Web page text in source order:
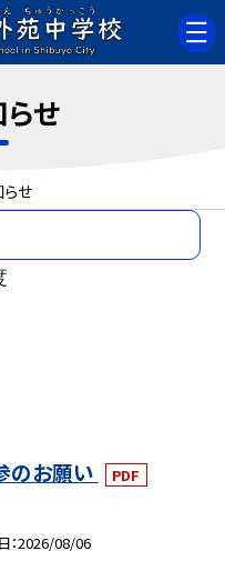
せ
せ
のお願い PDF
2026/08/06